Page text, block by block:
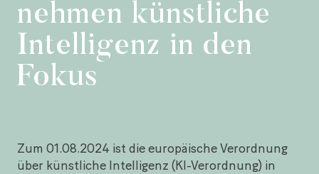
nehmen künstliche
Intelligenz in den
Fokus
Zum 01.08.2024 ist die europäische Verordnung
über künstliche Intelligenz (KI-Verordnung) in